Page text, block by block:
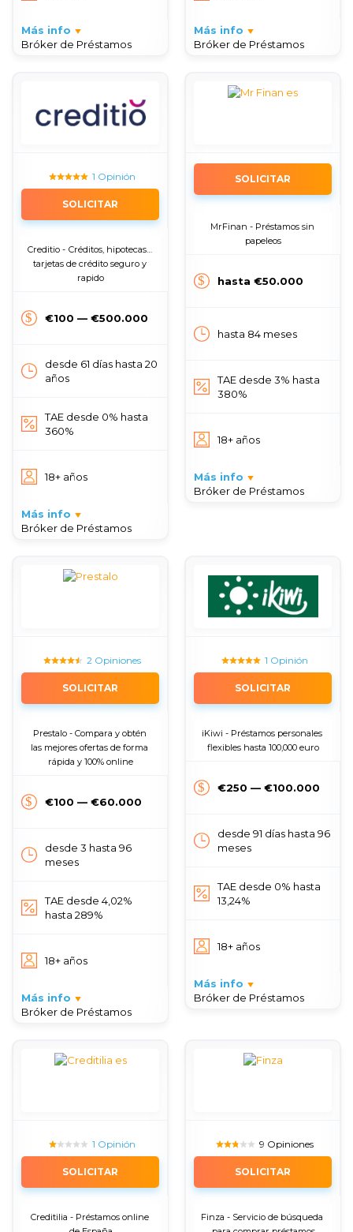
Más info
Bróker de Préstamos
Más info
Bróker de Préstamos
1 Opinión
SOLICITAR
Creditio - Сréditos, hipotecas y
tarjetas de crédito seguro y
rapido
€100 — €500.000
desde 61 días hasta 20
años
TAE desde 0% hasta
360%
18+ años
Más info
Bróker de Préstamos
SOLICITAR
MrFinan - Préstamos sin
papeleos
hasta €50.000
hasta 84 meses
TAE desde 3% hasta
380%
18+ años
Más info
Bróker de Préstamos
2 Opiniones
SOLICITAR
Prestalo - Compara y obtén
las mejores ofertas de forma
rápida y 100% online
€100 — €60.000
desde 3 hasta 96
meses
TAE desde 4,02%
hasta 289%
18+ años
Más info
Bróker de Préstamos
1 Opinión
SOLICITAR
iKiwi - Préstamos personales
flexibles hasta 100,000 euro
€250 — €100.000
desde 91 días hasta 96
meses
TAE desde 0% hasta
13,24%
18+ años
Más info
Bróker de Préstamos
1 Opinión
SOLICITAR
Creditilia - Préstamos online
9 Opiniones
SOLICITAR
Finza - Servicio de búsqueda